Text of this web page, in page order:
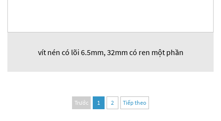
vít nén có lõi 6.5mm, 32mm có ren một phần
Trước 1 2 Tiếp theo